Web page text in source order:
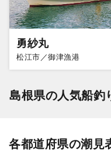
勇紗丸
松江市／御津漁港
島根県の人気船釣
各都道府県の潮見